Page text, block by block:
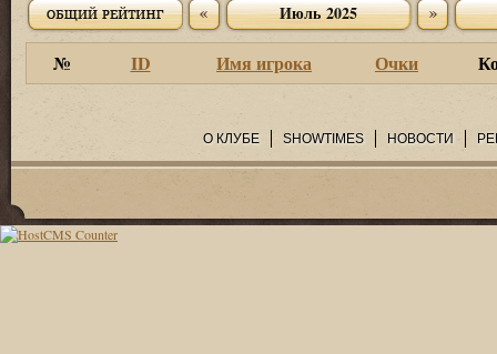
Июль 2025
№ ID Имя игрока Очки
О КЛУБЕ SHOWTIMES НОВОСТИ